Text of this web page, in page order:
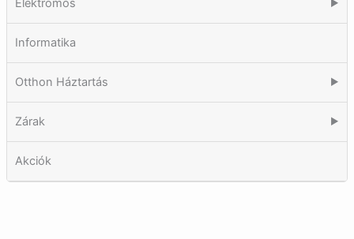
Elektromos ▶
Informatika
Otthon Háztartás ▶
Zárak ▶
Akciók